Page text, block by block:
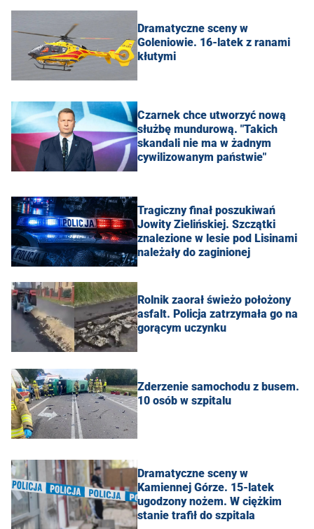
Dramatyczne sceny w
Goleniowie. 16-latek z ranami
kłutymi
Czarnek chce utworzyć nową
służbę mundurową. "Takich
skandali nie ma w żadnym
cywilizowanym państwie"
Tragiczny finał poszukiwań
Jowity Zielińskiej. Szczątki
znalezione w lesie pod Lisinami
należały do zaginionej
Rolnik zaorał świeżo położony
asfalt. Policja zatrzymała go na
gorącym uczynku
Zderzenie samochodu z busem.
10 osób w szpitalu
Dramatyczne sceny w
Kamiennej Górze. 15-latek
ugodzony nożem. W ciężkim
stanie trafił do szpitala